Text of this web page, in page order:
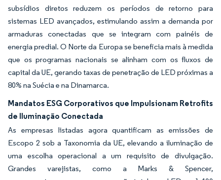
subsídios diretos reduzem os períodos de retorno para
sistemas LED avançados, estimulando assim a demanda por
armaduras conectadas que se integram com painéis de
energia predial. O Norte da Europa se beneficia mais à medida
que os programas nacionais se alinham com os fluxos de
capital da UE, gerando taxas de penetração de LED próximas a
80% na Suécia e na Dinamarca.
Mandatos ESG Corporativos que Impulsionam Retrofits
de Iluminação Conectada
As empresas listadas agora quantificam as emissões de
Escopo 2 sob a Taxonomia da UE, elevando a iluminação de
uma escolha operacional a um requisito de divulgação.
Grandes varejistas, como a Marks & Spencer,